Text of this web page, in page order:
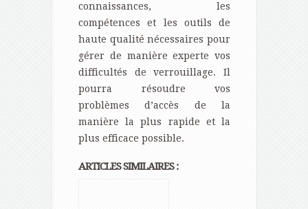
connaissances, les
compétences et les outils de
haute qualité nécessaires pour
gérer de manière experte vos
difficultés de verrouillage. Il
pourra résoudre vos
problèmes d’accès de la
manière la plus rapide et la
plus efficace possible.
ARTICLES SIMILAIRES :